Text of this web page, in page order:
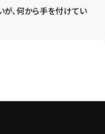
、何から手を付けてい